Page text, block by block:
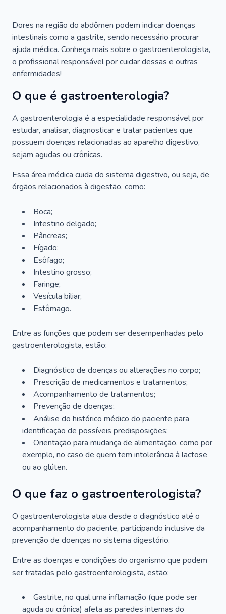
Dores na região do abdômen podem indicar doenças
intestinais como a gastrite, sendo necessário procurar
ajuda médica. Conheça mais sobre o gastroenterologista,
o profissional responsável por cuidar dessas e outras
enfermidades!
O que é gastroenterologia?
A gastroenterologia é a especialidade responsável por
estudar, analisar, diagnosticar e tratar pacientes que
possuem doenças relacionadas ao aparelho digestivo,
sejam agudas ou crônicas.
Essa área médica cuida do sistema digestivo, ou seja, de
órgãos relacionados à digestão, como:
Boca;
Intestino delgado;
Pâncreas;
Fígado;
Esôfago;
Intestino grosso;
Faringe;
Vesícula biliar;
Estômago.
Entre as funções que podem ser desempenhadas pelo
gastroenterologista, estão:
Diagnóstico de doenças ou alterações no corpo;
Prescrição de medicamentos e tratamentos;
Acompanhamento de tratamentos;
Prevenção de doenças;
Análise do histórico médico do paciente para
identificação de possíveis predisposições;
Orientação para mudança de alimentação, como por
exemplo, no caso de quem tem intolerância à lactose
ou ao glúten.
O que faz o gastroenterologista?
O gastroenterologista atua desde o diagnóstico até o
acompanhamento do paciente, participando inclusive da
prevenção de doenças no sistema digestório.
Entre as doenças e condições do organismo que podem
ser tratadas pelo gastroenterologista, estão:
Gastrite, no qual uma inflamação (que pode ser
aguda ou crônica) afeta as paredes internas do